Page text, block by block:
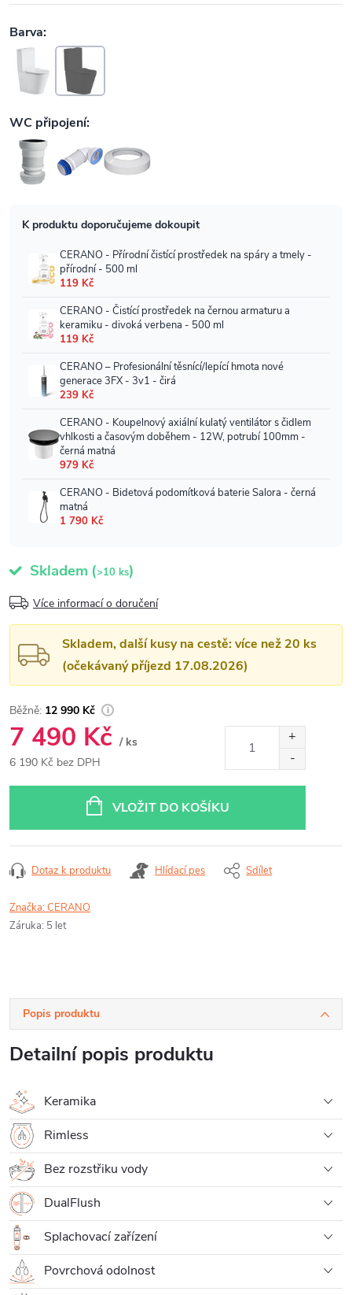
Skladem (>10 ks)
Více informací o doručení
Skladem, další kusy na cestě: více než 20 ks
(očekávaný příjezd 17.08.2026)
12 990 Kč
7 490 Kč / ks
6 190 Kč bez DPH
VLOŽIT DO KOŠÍKU
Dotaz k produktu Hlídací pes Sdílet
Značka:CERANO
Záruka: 5 let
Popis produktu
Detailní popis produktu
Keramika
Rimless
Bez rozstřiku vody
DualFlush
Splachovací zařízení
Povrchová odolnost